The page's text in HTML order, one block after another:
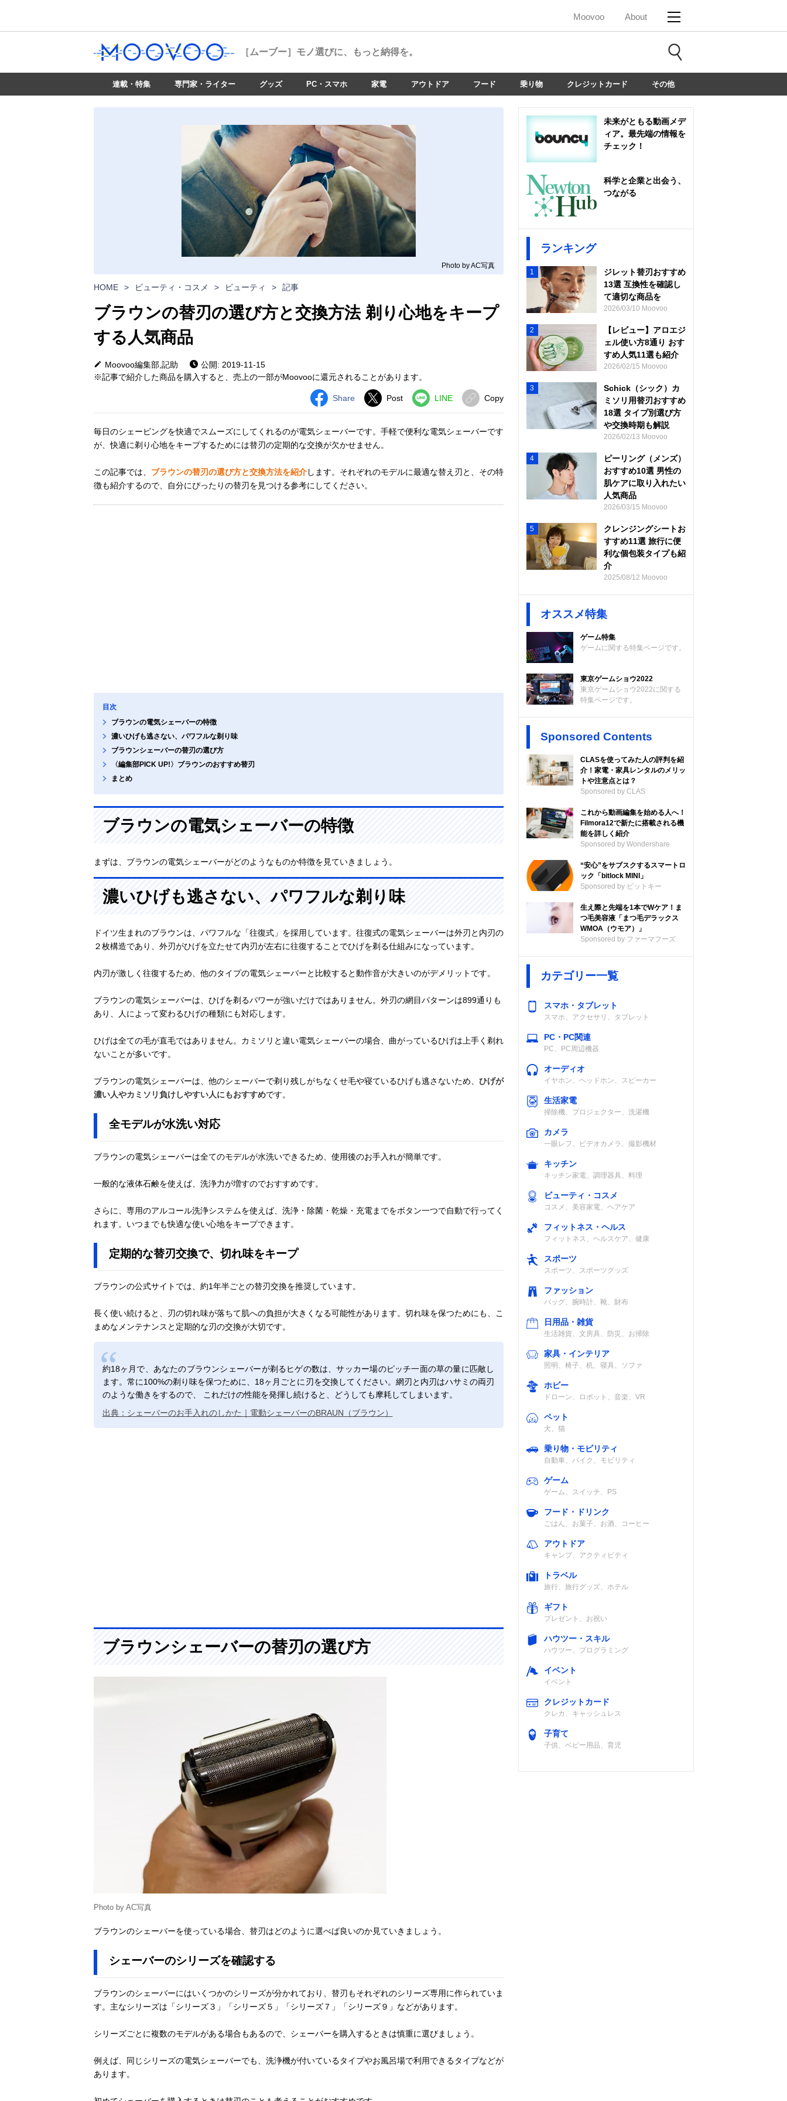
Moovoo About
［ムーブー］ モノ選びに、もっと納得を。
連載・特集 専門家・ライター グッズ PC・スマホ 家電 アウトドア フード 乗り物 クレジットカード その他
Photo by AC写真
HOME > ビューティ・コスメ > ビューティ > 記事
ブラウンの替刃の選び方と交換方法 剃り心地をキープ
する人気商品
Moovoo編集部,記助
公開: 2019-11-15
※記事で紹介した商品を購入すると、売上の一部がMoovooに還元されることがあります。
Share Post LINE Copy
毎日のシェービングを快適でスムーズにしてくれるのが電気シェーバーです。手軽で便利な電気シェーバーです
が、快適に剃り心地をキープするためには替刃の定期的な交換が欠かせません。
この記事では、 ブラウンの替刃の選び方と交換方法を紹介します。それぞれのモデルに最適な替え刃と、その特
徴も紹介するので、自分にぴったりの替刃を見つける参考にしてください。
目次
ブラウンの電気シェーバーの特徴
濃いひげも逃さない、パワフルな剃り味
ブラウンシェーバーの替刃の選び方
〈編集部PICK UP!〉ブラウンのおすすめ替刃
まとめ
ブラウンの電気シェーバーの特徴
まずは、ブラウンの電気シェーバーがどのようなものか特徴を見ていきましょう。
濃いひげも逃さない、パワフルな剃り味
ドイツ生まれのブラウンは、パワフルな「往復式」を採用しています。往復式の電気シェーバーは外刃と内刃の
２枚構造であり、外刃がひげを立たせて内刃が左右に往復することでひげを剃る仕組みになっています。
内刃が激しく往復するため、他のタイプの電気シェーバーと比較すると動作音が大きいのがデメリットです。
ブラウンの電気シェーバーは、ひげを剃るパワーが強いだけではありません。外刃の網目パターンは899通りも
あり、人によって変わるひげの種類にも対応します。
ひげは全ての毛が直毛ではありません。カミソリと違い電気シェーバーの場合、曲がっているひげは上手く剃れ
ないことが多いです。
ブラウンの電気シェーバーは、他のシェーバーで剃り残しがちなくせ毛や寝ているひげも逃さないため、 ひげが
濃い人やカミソリ負けしやすい人にもおすすめです。
全モデルが水洗い対応
ブラウンの電気シェーバーは全てのモデルが水洗いできるため、使用後のお手入れが簡単です。
一般的な液体石鹸を使えば、洗浄力が増すのでおすすめです。
さらに、専用のアルコール洗浄システムを使えば、洗浄・除菌・乾燥・充電までをボタン一つで自動で行ってく
れます。いつまでも快適な使い心地をキープできます。
定期的な替刃交換で、切れ味をキープ
ブラウンの公式サイトでは、約1年半ごとの替刃交換を推奨しています。
長く使い続けると、刃の切れ味が落ちて肌への負担が大きくなる可能性があります。切れ味を保つためにも、こ
まめなメンテナンスと定期的な刃の交換が大切です。
約18ヶ月で、あなたのブラウンシェーバーが剃るヒゲの数は、サッカー場のピッチ一面の草の量に匹敵し
ます。常に100%の剃り味を保つために、18ヶ月ごとに刃を交換してください。網刃と内刃はハサミの両刃
のような働きをするので、 これだけの性能を発揮し続けると、どうしても摩耗してしまいます。
出典：シェーバーのお手入れのしかた｜電動シェーバーのBRAUN（ブラウン）
ブラウンシェーバーの替刃の選び方
Photo by AC写真
ブラウンのシェーバーを使っている場合、替刃はどのように選べば良いのか見ていきましょう。
シェーバーのシリーズを確認する
ブラウンのシェーバーにはいくつかのシリーズが分かれており、替刃もそれぞれのシリーズ専用に作られていま
す。主なシリーズは「シリーズ３」「シリーズ５」「シリーズ７」「シリーズ９」などがあります。
シリーズごとに複数のモデルがある場合もあるので、シェーバーを購入するときは慎重に選びましょう。
例えば、同じシリーズの電気シェーバーでも、洗浄機が付いているタイプやお風呂場で利用できるタイプなどが
あります。
未来がともる動画メデ
ィア。最先端の情報を
チェック！
科学と企業と出会う、
つながる
ランキング
1
ジレット替刃おすすめ
13選 互換性を確認し
て適切な商品を
2026/03/10 Moovoo
2
【レビュー】アロエジ
ェル使い方8通り おす
すめ人気11選も紹介
2026/02/15 Moovoo
3
Schick（シック）カ
ミソリ用替刃おすすめ
18選 タイプ別選び方
や交換時期も解説
2026/02/13 Moovoo
4
ピーリング（メンズ）
おすすめ10選 男性の
肌ケアに取り入れたい
人気商品
2026/03/15 Moovoo
5
クレンジングシートお
すすめ11選 旅行に便
利な個包装タイプも紹
介
2025/08/12 Moovoo
オススメ特集
ゲーム特集
ゲームに関する特集ページです。
東京ゲームショウ2022
東京ゲームショウ2022に関する
特集ページです。
Sponsored Contents
CLASを使ってみた人の評判を紹
介！家電・家具レンタルのメリッ
トや注意点とは？
Sponsored by CLAS
これから動画編集を始める人へ！
Filmora12で新たに搭載される機
能を詳しく紹介
Sponsored by Wondershare
“安心”をサブスクするスマートロ
ック「bitlock MINI」
Sponsored by ビットキー
生え際と先端を1本でWケア！ま
つ毛美容液「まつ毛デラックス
WMOA（ウモア）」
Sponsored by ファーマフーズ
カテゴリー一覧
スマホ・タブレット
スマホ、アクセサリ、タブレット
PC・PC関連
PC、PC周辺機器
オーディオ
イヤホン、ヘッドホン、スピーカー
生活家電
掃除機、プロジェクター、洗濯機
カメラ
一眼レフ、ビデオカメラ、撮影機材
キッチン
キッチン家電、調理器具、料理
ビューティ・コスメ
コスメ、美容家電、ヘアケア
フィットネス・ヘルス
フィットネス、ヘルスケア、健康
スポーツ
スポーツ、スポーツグッズ
ファッション
バッグ、腕時計、靴、財布
日用品・雑貨
生活雑貨、文房具、防災、お掃除
家具・インテリア
照明、椅子、机、寝具、ソファ
ホビー
ドローン、ロボット、音楽、VR
ペット
犬、猫
乗り物・モビリティ
自動車、バイク、モビリティ
ゲーム
ゲーム、スイッチ、PS
フード・ドリンク
ごはん、お菓子、お酒、コーヒー
アウトドア
キャンプ、アクティビティ
トラベル
旅行、旅行グッズ、ホテル
ギフト
プレゼント、お祝い
ハウツー・スキル
ハウツー、プログラミング
イベント
イベント
クレジットカード
クレカ、キャッシュレス
子育て
子供、ベビー用品、育児